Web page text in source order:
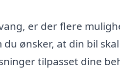
er der flere
ønsker, at din bil skal
tilpasset dine